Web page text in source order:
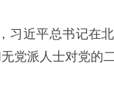
近平总书记在北
党派人士对党的